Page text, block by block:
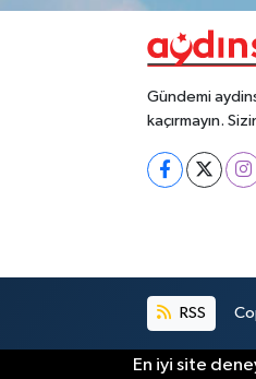
Gündemi
kaçırmayın.
RSS
En iyi site